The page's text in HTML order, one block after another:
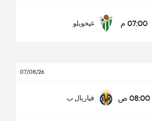
07:00 م غيخويلو
07/08/26
08:00 ص فياريال ب